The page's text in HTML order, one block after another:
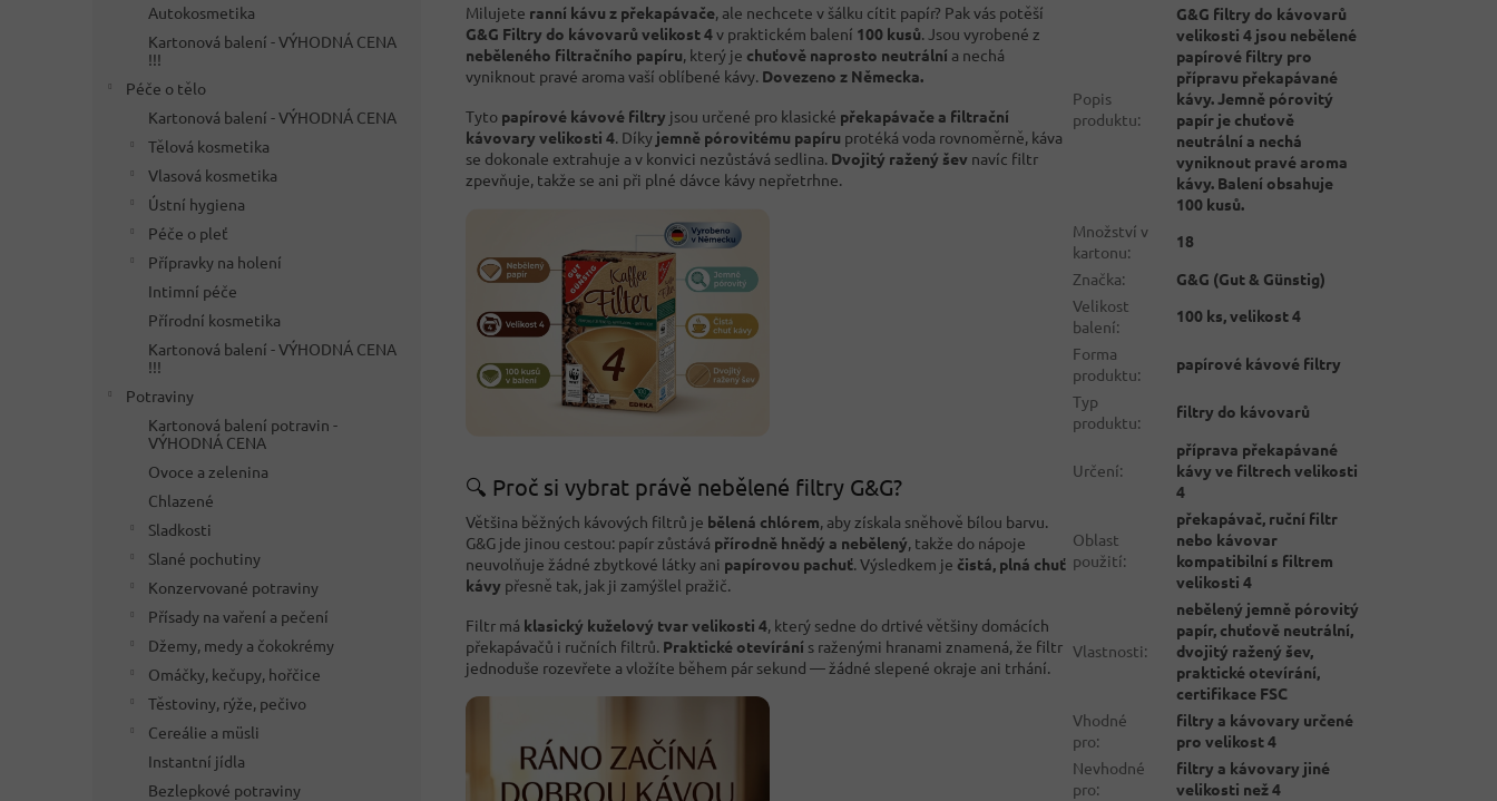
Autokosmetika
Kartonová balení - VÝHODNÁ CENA
!!!
Péče o tělo
Kartonová balení - VÝHODNÁ CENA
Tělová kosmetika
Vlasová kosmetika
Ústní hygiena
Péče o pleť
Přípravky na holení
Intimní péče
Přírodní kosmetika
Kartonová balení - VÝHODNÁ CENA
!!!
Potraviny
Kartonová balení potravin -
VÝHODNÁ CENA
Ovoce a zelenina
Chlazené
Sladkosti
Slané pochutiny
Konzervované potraviny
Přísady na vaření a pečení
Džemy, medy a čokokrémy
Omáčky, kečupy, hořčice
Těstoviny, rýže, pečivo
Cereálie a müsli
Instantní jídla
Bezlepkové potraviny
Milujete ranní kávu z překapávače, ale nechcete v šálku cítit papír? Pak vás potěší
G&G Filtry do kávovarů velikost 4v praktickém balení 100 kusů. Jsou vyrobené z
neběleného filtračního papíru, který je chuťově naprosto neutrální a nechá
vyniknout pravé aroma vaší oblíbené kávy. Dovezeno z Německa.
Tyto papírové kávové filtry jsou určené pro klasické překapávače a filtrační
kávovary velikosti 4 . Díky jemně pórovitému papíru protéká voda rovnoměrně, káva
se dokonale extrahuje a v konvici nezůstává sedlina. Dvojitý ražený šev navíc filtr
zpevňuje, takže se ani při plné dávce kávy nepřetrhne.
🔍 Proč si vybrat právě nebělené filtry G&G?
Většina běžných kávových filtrů je bělená chlórem, aby získala sněhově bílou barvu.
G&G jde jinou cestou: papír zůstává přírodně hnědý a nebělený, takže do nápoje
neuvolňuje žádné zbytkové látky ani papírovou pachuť. Výsledkem je čistá, plná chuť
kávy přesně tak, jak ji zamýšlel pražič.
Filtr má klasický kuželový tvar velikosti 4, který sedne do drtivé většiny domácích
překapávačů i ručních filtrů. Praktické otevírání s raženými hranami znamená, že filtr
jednoduše rozevřete a vložíte během pár sekund — žádné slepené okraje ani trhání.
Popis
produktu:
G&G filtry do kávovarů
velikosti 4 jsou nebělené
papírové filtry pro
přípravu překapávané
kávy. Jemně pórovitý
papír je chuťově
neutrální a nechá
vyniknout pravé aroma
kávy. Balení obsahuje
100 kusů.
Množství v
kartonu:
18
Značka:
G&G (Gut & Günstig)
Velikost
balení:
100 ks, velikost 4
Forma
produktu:
papírové kávové filtry
Typ
produktu:
filtry do kávovarů
Určení:
příprava překapávané
kávy ve filtrech velikosti
4
Oblast
použití:
překapávač, ruční filtr
nebo kávovar
kompatibilní s filtrem
velikosti 4
Vlastnosti:
nebělený jemně pórovitý
papír, chuťově neutrální,
dvojitý ražený šev,
praktické otevírání,
certifikace FSC
Vhodné
pro:
filtry a kávovary určené
pro velikost 4
Nevhodné
pro:
filtry a kávovary jiné
velikosti než 4